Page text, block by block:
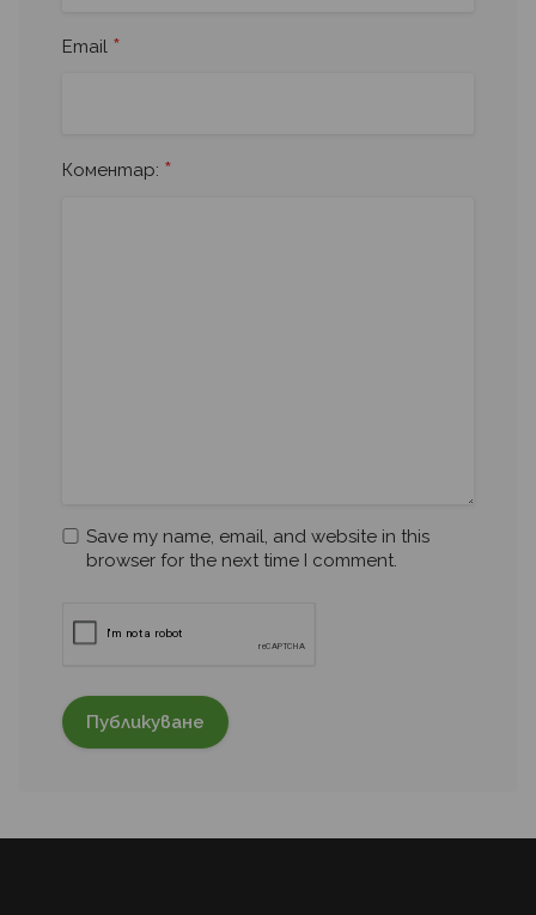
Email *
Коментар: *
Save my name, email, and website in this
browser for the next time I comment.